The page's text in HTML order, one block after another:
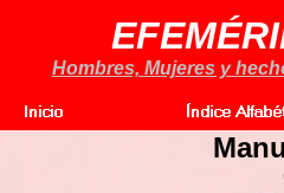
Hombres, Mujeres y